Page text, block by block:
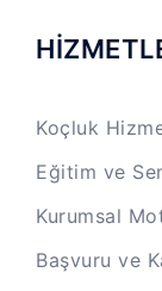
Koçluk
Eğitim ve
Kurumsal
Başvuru ve